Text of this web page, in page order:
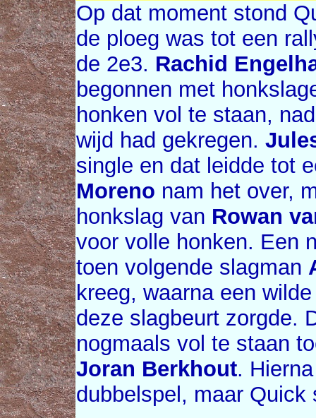
Op dat moment stond
de ploeg was tot een
de 2e3. Rachid
begonnen met
honken vol te staan,
wijd had gekregen.
single en dat leidde tot
Moreno nam het over,
honkslag van Rowan
voor volle honken. Een
toen volgende slagman
kreeg, waarna een
deze slagbeurt zorgde.
nogmaals vol te staan
Joran Berkhout.
dubbelspel, maar Quick